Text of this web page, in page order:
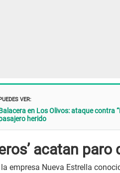
VER:
en Los Olivos: ataque contra
herido
acatan paro
empresa Nueva Estrella